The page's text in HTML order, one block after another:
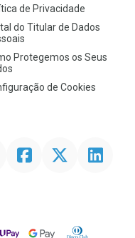
de Privacidade
do Titular de Dados
Protegemos os Seus
de Cookies
Facebook Linkedin
Google PayDiners Club